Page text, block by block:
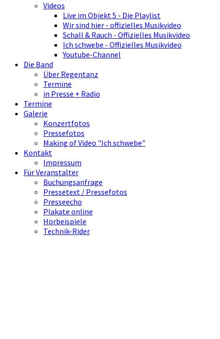
Videos
Live im Objekt 5 - Die Playlist
Wir sind hier - offizielles Musikvideo
Schall & Rauch - Offizielles Musikvideo
Ich schwebe - Offizielles Musikvideo
Youtube-Channel
Die Band
Über Regentanz
Termine
in Presse + Radio
Termine
Galerie
Konzertfotos
Pressefotos
Making of Video "Ich schwebe"
Kontakt
Impressum
Für Veranstalter
Buchungsanfrage
Pressetext / Pressefotos
Presseecho
Plakate online
Hörbeispiele
Technik-Rider